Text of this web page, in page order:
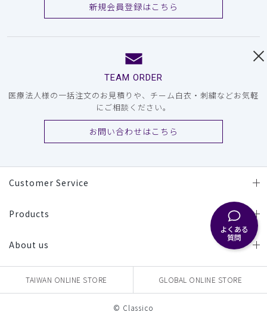
よくある
質問
新規会員登録はこちら
TEAM ORDER
医療法人様の一括注文のお見積りや、チーム白衣・刺繍などお気軽
にご相談ください。
お問い合わせはこちら
Customer Service
Products
About us
TAIWAN ONLINE STORE GLOBAL ONLINE STORE
© Classico